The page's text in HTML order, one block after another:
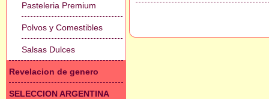
Pasteleria Premium
Polvos y Comestibles
Salsas Dulces
Revelacion de genero
SELECCION ARGENTINA